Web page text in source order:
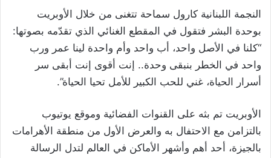
النجمة اللبنانية كارول سماحة تتغنى من خلال الأوبريت
بوحدة البشر فتقول في المقطع الغنائي الذي تقدّمه بصوتها:
“كلنا في الأصل واحد، أب واحد وأم واحدة لينا عمر ورب
واحد في الخطر بنبقى وحدة.. إنت أقوى إنت أبقى سر
أسرار الحياة، غني للحب الكبير للأمل تحيا الحياة”.
الأوبريت تم بثه على القنوات الفضائية وموقع يوتيوب
بالتزامن مع الاحتفال به والعرض الأول من منطقة الأهرامات
بالجيزة، أحد أهم وأشهر الأماكن في العالم لتدل الرسالة